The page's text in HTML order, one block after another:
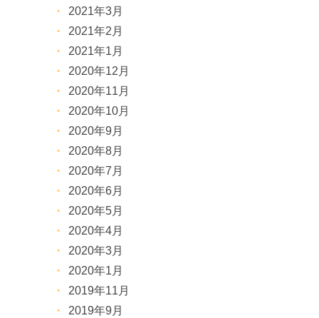
2021年3月
2021年2月
2021年1月
2020年12月
2020年11月
2020年10月
2020年9月
2020年8月
2020年7月
2020年6月
2020年5月
2020年4月
2020年3月
2020年1月
2019年11月
2019年9月